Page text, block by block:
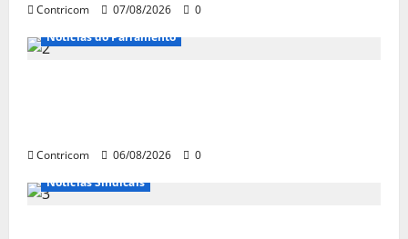
Contricom 07/08/2026
0
Notícias do Parlamento
Contricom 06/08/2026
0
Notícias Sindicais